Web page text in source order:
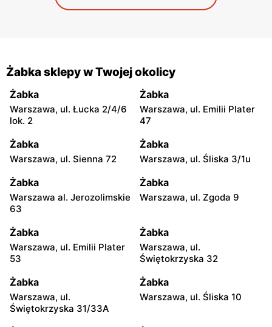
Żabka sklepy w Twojej okolicy
Żabka
Warszawa, ul. Łucka 2/4/6
lok. 2
Żabka
Warszawa, ul. Emilii Plater
47
Żabka
Warszawa, ul. Sienna 72
Żabka
Warszawa, ul. Śliska 3/1u
Żabka
Warszawa al. Jerozolimskie
63
Żabka
Warszawa, ul. Zgoda 9
Żabka
Warszawa, ul. Emilii Plater
53
Żabka
Warszawa, ul.
Świętokrzyska 32
Żabka
Warszawa, ul.
Świętokrzyska 31/33A
Żabka
Warszawa, ul. Śliska 10